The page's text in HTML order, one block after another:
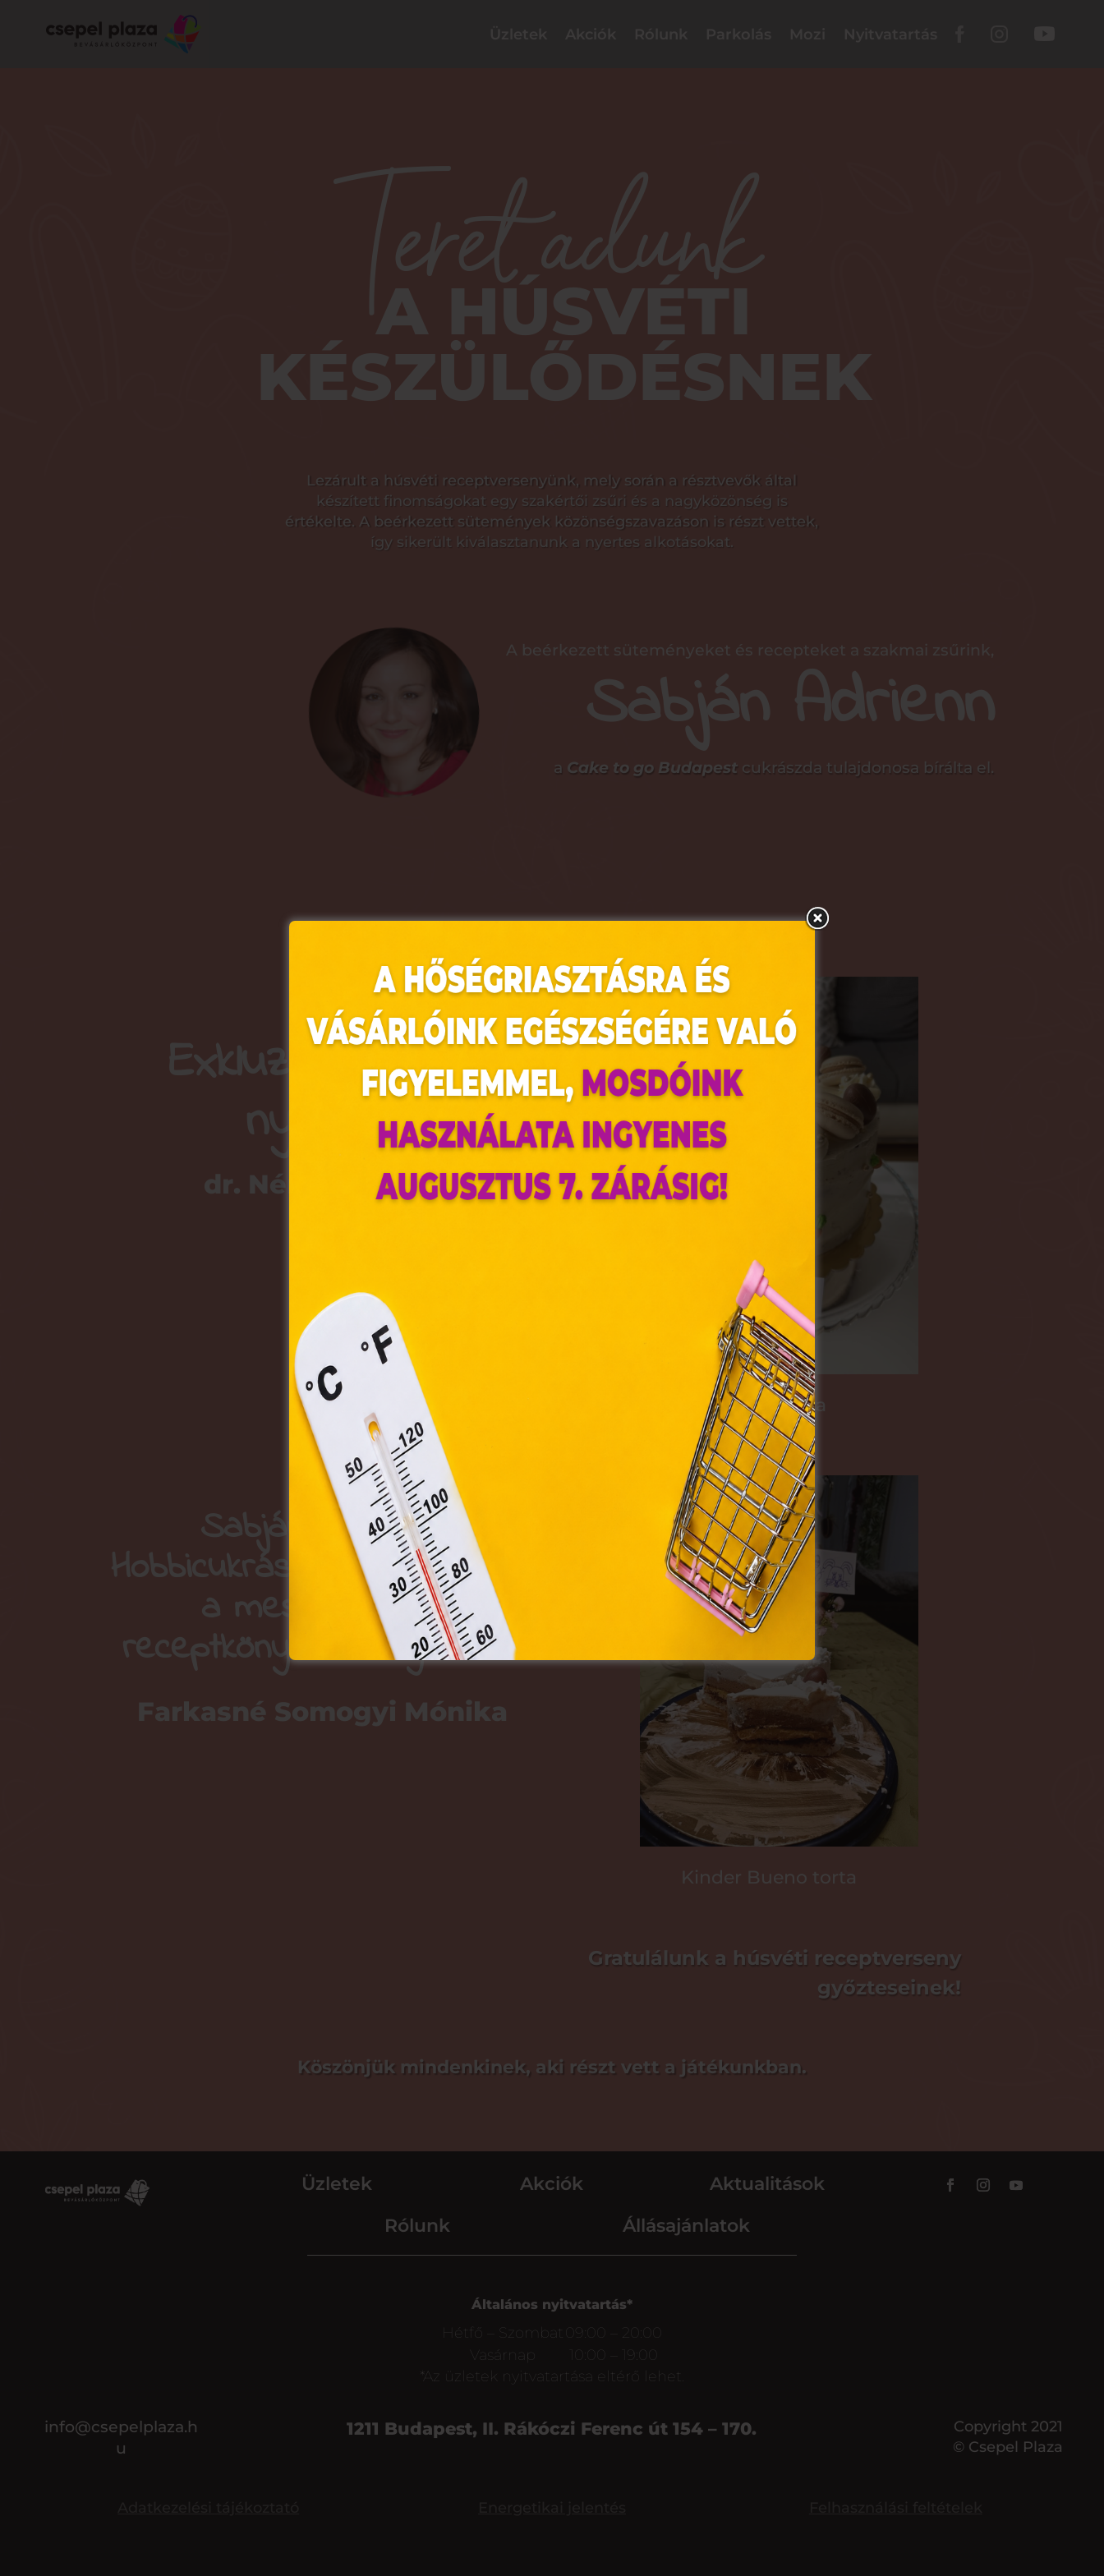
Teret adunk
A HÚSVÉTI
KÉSZÜLŐDÉSNEK
Lezárult a húsvéti receptversenyünk, mely során a résztvevők által
készített finomságokat egy szakértői zsűri és a nagyközönség is
értékelte. A beérkezett sütemények közönségszavazáson is részt vettek,
így sikerült kiválasztanunk a nyertes alkotásokat.
A beérkezett süteményeket és recepteket a szakmai zsűrink,
Sabján Adrienn
a Cake to go Budapestcukrászda tulajdonosa bírálta el.
Exkluzív robotgép
nyertese:
dr. Németh Dorottya
Répás csoda
Sabján Andrienn
Hobbicukrászat: Az alapoktól
a mesterfokig c.
receptkönyvének nyertese:
Farkasné Somogyi Mónika
Kinder Bueno torta
Gratulálunk a húsvéti receptverseny
győzteseinek!
Köszönjük mindenkinek, aki részt vett a játékunkban.
Üzletek Akciók
Aktualitások
Rólunk
Állásajánlatok
Általános nyitvatartás*
Hétfő – Szombat
09:00 – 20:00
Vasárnap
10:00 – 19:00
*Az üzletek nyitvatartása eltérő lehet.
info@csepelplaza.h
u
1211 Budapest, II. Rákóczi Ferenc út 154 – 170.
Copyright 2021
© Csepel Plaza
Ez az oldal sütiket használ
Weboldalunkon „cookie"-kat (továbbiakban „süti") alkalmazunk. Ezek olyan
fájlok, melyek információt tárolnak webes böngészőjében. Ehhez az Ön
elektronikus kereskedelmi szolgáltatások, az információs társadalommal
összefüggő szolgáltatások egyes kérdéseiről szóló 2001. évi CVIII. törvény,
valamint az Európai Unió előírásainak megfelelően használjuk. Azon
weblapoknak, melyek az Európai Unió országain belül működnek, a „sütik"
használatához, és ezeknek a felhasználó számítógépén vagy egyéb
eszközén történő tárolásához a felhasználók hozzájárulását kell kérniük.
Módosítom a beállításokat